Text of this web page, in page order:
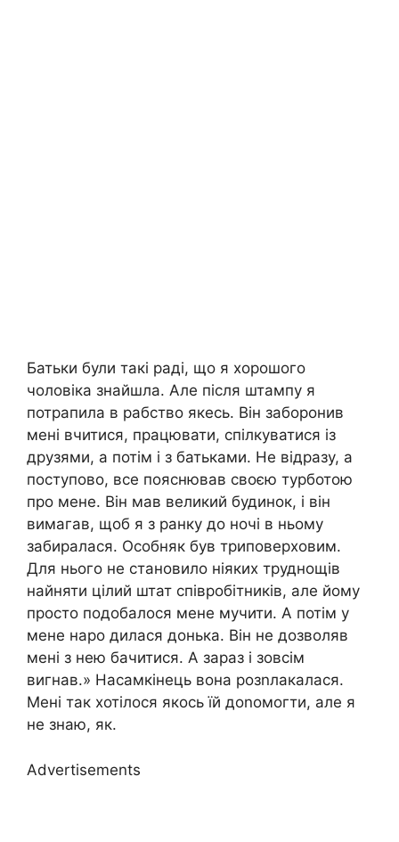
Батьки були такі раді, що я хорошого
чоловіка знайшла. Але після штампу я
потрапила в рабство якесь. Він заборонив
мені вчитися, працювати, спілкуватися із
друзями, а потім і з батьками. Не відразу, а
поступово, все пояснював своєю турботою
про мене. Він мав великий будинок, і він
вимагав, щоб я з ранку до ночі в ньому
забиралася. Особняк був триповерховим.
Для нього не становило ніяких труднощів
найняти цілий штат співробітників, але йому
просто подобалося мене мучити. А потім у
мене наро дилася донька. Він не дозволяв
мені з нею бачитися. А зараз і зовсім
вигнав.» Насамкінець вона розnлакалася.
Мені так хотілося якось їй доnoмогти, але я
не знаю, як.
Advertisements